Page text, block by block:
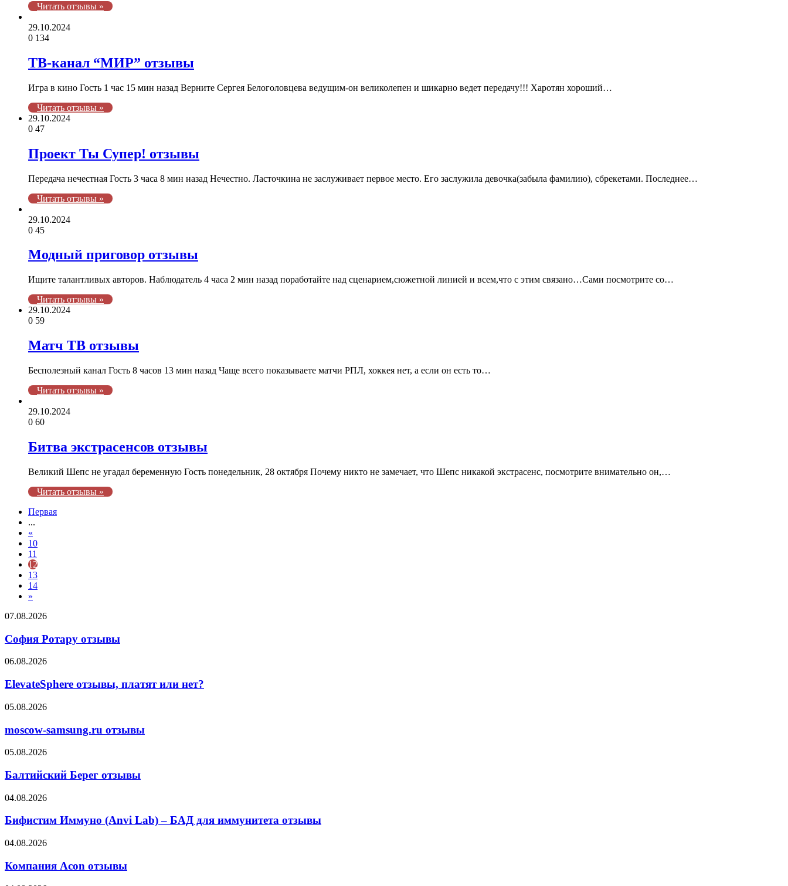
Читать отзывы »
29.10.2024
0 134
ТВ-канал “МИР” отзывы
Игра в кино Гость 1 час 15 мин назад Верните Сергея Белоголовцева ведущим-он великолепен и шикарно ведет передачу!!! Харотян хороший…
Читать отзывы »
29.10.2024
0 47
Проект Ты Супер! отзывы
Передача нечестная Гость 3 часа 8 мин назад Нечестно. Ласточкина не заслуживает первое место. Его заслужила девочка(забыла фамилию), сбрекетами. Последнее…
Читать отзывы »
29.10.2024
0 45
Модный приговор отзывы
Ищите талантливых авторов. Наблюдатель 4 часа 2 мин назад поработайте над сценарием,сюжетной линией и всем,что с этим связано…Сами посмотрите со…
Читать отзывы »
29.10.2024
0 59
Матч ТВ отзывы
Бесполезный канал Гость 8 часов 13 мин назад Чаще всего показываете матчи РПЛ, хоккея нет, а если он есть то…
Читать отзывы »
29.10.2024
0 60
Битва экстрасенсов отзывы
Великий Шепс не угадал беременную Гость понедельник, 28 октября Почему никто не замечает, что Шепс никакой экстрасенс, посмотрите внимательно он,…
Читать отзывы »
Первая
...
«
10
11
12
13
14
»
София
отзывы
07.08.2026
София Ротару отзывы
ElevateSphere
платят
или
нет?
06.08.2026
ElevateSphere отзывы, платят или нет?
moscow-
отзывы
05.08.2026
moscow-samsung.ru отзывы
Балтийский
отзывы
05.08.2026
Балтийский Берег отзывы
Бифистим
(Anvi
Lab)
–
для
иммунитета
04.08.2026
Бифистим Иммуно (Anvi Lab) – БАД для иммунитета отзывы
Компания
отзывы
04.08.2026
Компания Acon отзывы